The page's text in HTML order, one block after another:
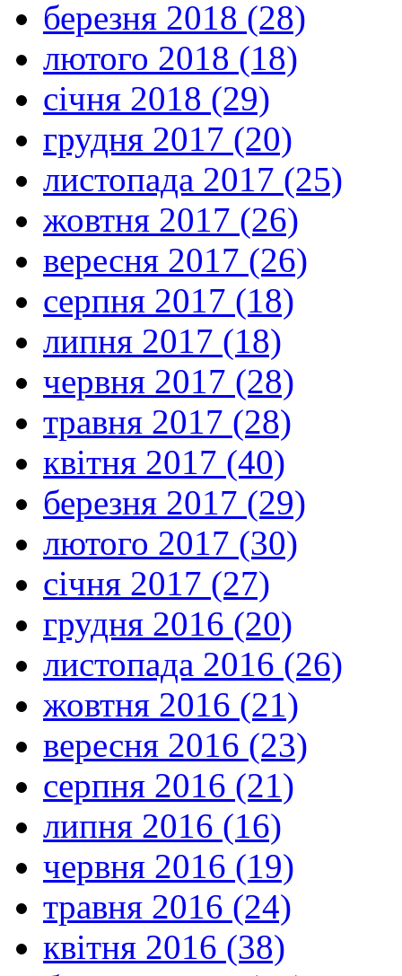
березня 2018 (28)
лютого 2018 (18)
січня 2018 (29)
грудня 2017 (20)
листопада 2017 (25)
жовтня 2017 (26)
вересня 2017 (26)
серпня 2017 (18)
липня 2017 (18)
червня 2017 (28)
травня 2017 (28)
квітня 2017 (40)
березня 2017 (29)
лютого 2017 (30)
січня 2017 (27)
грудня 2016 (20)
листопада 2016 (26)
жовтня 2016 (21)
вересня 2016 (23)
серпня 2016 (21)
липня 2016 (16)
червня 2016 (19)
травня 2016 (24)
квітня 2016 (38)